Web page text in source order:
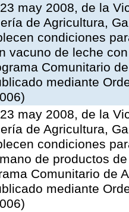
may 2008, de la
de Agricultura,
condiciones
vacuno de leche
Comunitario
mediante
may 2008, de la
de Agricultura,
condiciones
de productos
Comunitario de
mediante